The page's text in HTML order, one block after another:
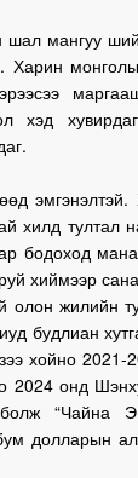
шал мангуу
Харин
хэд
хилд тултал
бодоход
хиймээр
олон жилийн
будлиан
хойно 2021-
2024 онд
болж “Чайна
долларын